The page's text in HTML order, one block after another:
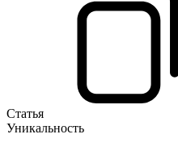
Статья
Уникальность